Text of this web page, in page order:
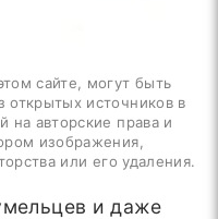
сайте, могут быть
открытых источников в
на авторские права и
изображения,
или его удаления.
и даже